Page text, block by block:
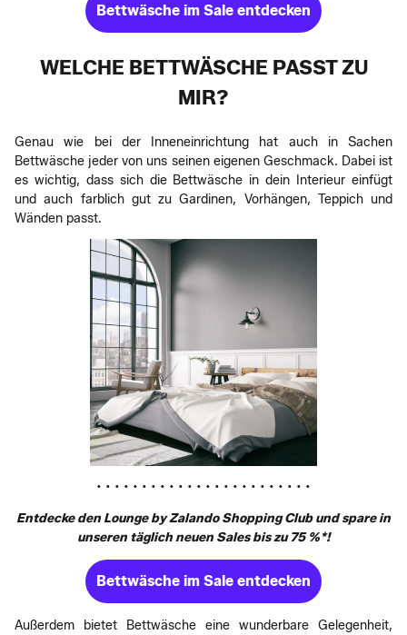
Bettwäsche im Sale entdecken
WELCHE BETTWÄSCHE PASST ZU
MIR?
Genau wie bei der Inneneinrichtung hat auch in Sachen
Bettwäsche jeder von uns seinen eigenen Geschmack. Dabei ist
es wichtig, dass sich die Bettwäsche in dein Interieur einfügt
und auch farblich gut zu Gardinen, Vorhängen, Teppich und
Wänden passt.
• • • • • • • • • • • • • • • • • • • • • • • •
Entdecke den Lounge by Zalando Shopping Club und spare in
unseren täglich neuen Sales bis zu 75 %*!
Bettwäsche im Sale entdecken
Außerdem bietet Bettwäsche eine wunderbare Gelegenheit,